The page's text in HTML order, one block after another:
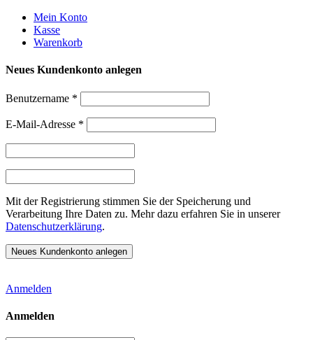
Weiter
zum
Inhalt
Mein Konto
Kasse
Warenkorb
Neues Kundenkonto anlegen
Benutzername *
E-Mail-Adresse *
Mit der Registrierung stimmen Sie der Speicherung und
Verarbeitung Ihre Daten zu. Mehr dazu erfahren Sie in unserer
Datenschutzerklärung.
Anmelden
Anmelden